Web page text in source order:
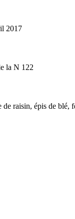
2017
la N 122
raisin, épis de blé,